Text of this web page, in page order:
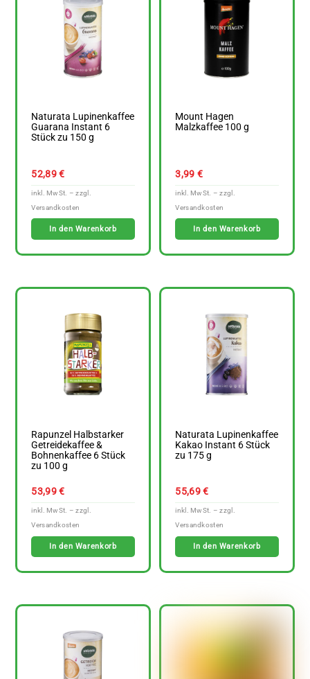
Naturata Lupinenkaffee
Guarana Instant 6
Stück zu 150 g
52,89€
In den Warenkorb
Mount Hagen
Malzkaffee 100 g
3,99 €
In den Warenkorb
Rapunzel Halbstarker
Getreidekaffee &
Bohnenkaffee 6 Stück
zu 100 g
53,99€
In den Warenkorb
Naturata Lupinenkaffee
Kakao Instant 6 Stück
zu 175 g
55,69€
In den Warenkorb